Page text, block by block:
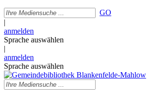
GO
|
anmelden
Sprache auswählen
|
anmelden
Sprache auswählen